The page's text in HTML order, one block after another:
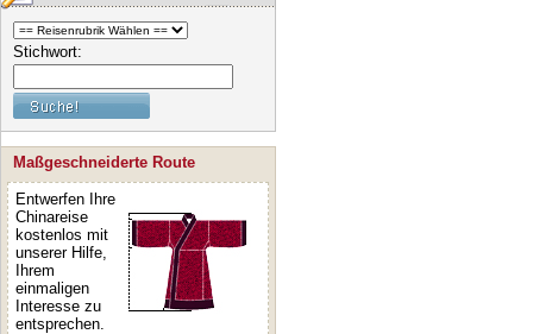
Stichwort:
Maßgeschneiderte Route
Entwerfen Ihre
Chinareise
kostenlos mit
unserer Hilfe,
Ihrem
einmaligen
Interesse zu
entsprechen.